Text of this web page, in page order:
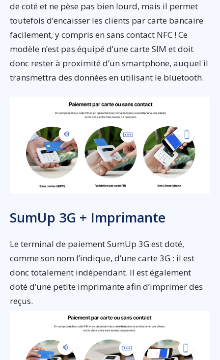
de coté et ne pèse pas bien lourd, mais il permet
toutefois d’encaisser les clients par carte bancaire
facilement, y compris en sans contact NFC ! Ce
modèle n’est pas équipé d’une carte SIM et doit
donc rester à proximité d’un smartphone, auquel il
transmettra des données en utilisant le bluetooth.
SumUp 3G + Imprimante
Le terminal de paiement SumUp 3G est doté,
comme son nom l’indique, d’une carte 3G : il est
donc totalement indépendant. Il est également
doté d’une petite imprimante afin d’imprimer des
reçus.